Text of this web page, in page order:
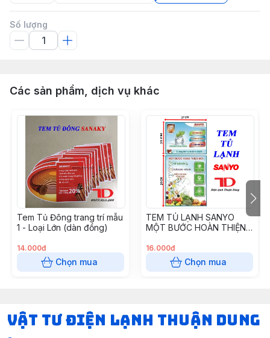
Số lượng
Các sản phẩm, dịch vụ khác
Tem Tủ Đông trang trí mẫu
1 - Loại Lớn (dàn đồng)
14.000đ
Chọn mua
TEM TỦ LẠNH SANYO
MỘT BƯỚC HOÀN THIỆN
16.000đ
Chọn mua
VẬT TƯ ĐIỆN LẠNH THUẬN DUNG